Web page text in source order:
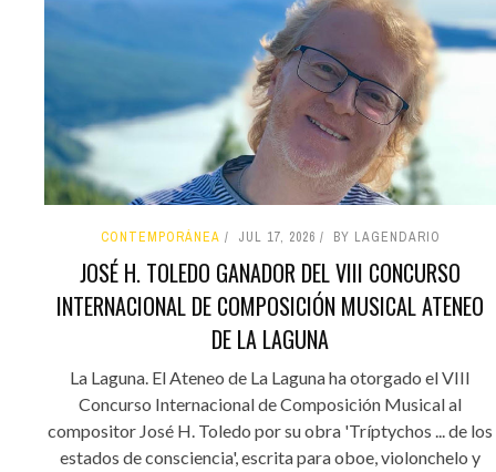
CONTEMPORÁNEA JUL 17, 2026 BY LAGENDARIO
JOSÉ H. TOLEDO GANADOR DEL VIII CONCURSO
INTERNACIONAL DE COMPOSICIÓN MUSICAL ATENEO
DE LA LAGUNA
La Laguna. El Ateneo de La Laguna ha otorgado el VIII
Concurso Internacional de Composición Musical al
compositor José H. Toledo por su obra 'Tríptychos ... de los
estados de consciencia', escrita para oboe, violonchelo y